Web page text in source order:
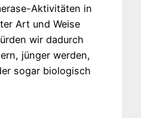
Aktivitäten in
Art und Weise
wir dadurch
jünger werden,
sogar biologisch